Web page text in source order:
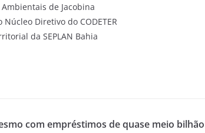
de Jacobina
Diretivo do CODETER
da SEPLAN Bahia
com empréstimos de quase meio bilhão